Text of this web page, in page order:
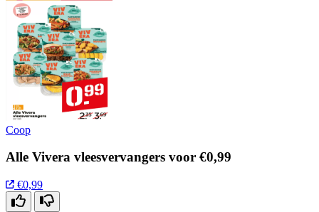
Coop
Alle Vivera vleesvervangers voor €0,99
€0,99